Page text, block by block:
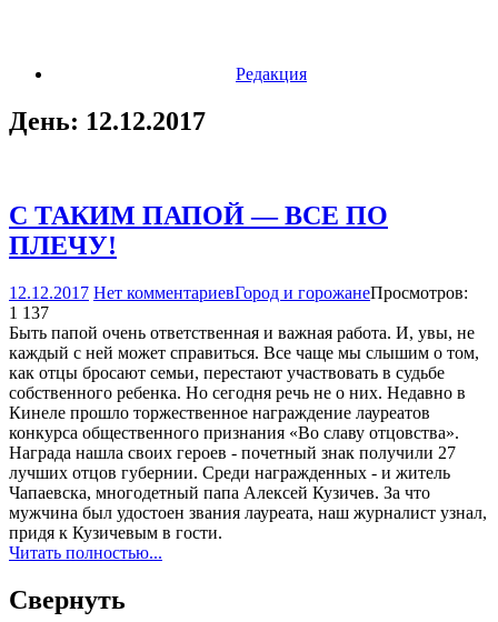
Редакция
День: 12.12.2017
С ТАКИМ ПАПОЙ — ВСЕ ПО
ПЛЕЧУ!
12.12.2017 Нет комментариевГород и горожанеПросмотров:
1 137
Быть папой очень ответственная и важная работа. И, увы, не
каждый с ней может справиться. Все чаще мы слышим о том,
как отцы бросают семьи, перестают участвовать в судьбе
собственного ребенка. Но сегодня речь не о них. Недавно в
Кинеле прошло торжественное награждение лауреатов
конкурса общественного признания «Во славу отцовства».
Награда нашла своих героев - почетный знак получили 27
лучших отцов губернии. Среди награжденных - и житель
Чапаевска, многодетный папа Алексей Кузичев. За что
мужчина был удостоен звания лауреата, наш журналист узнал,
придя к Кузичевым в гости.
Читать полностью...
Свернуть